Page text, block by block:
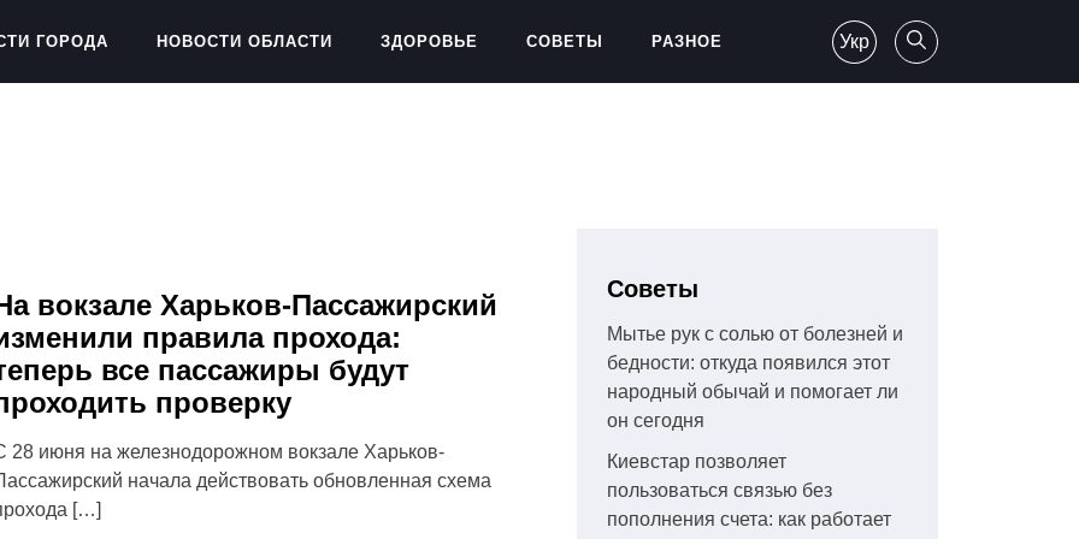
ГОРОДА НОВОСТИ ОБЛАСТИ ЗДОРОВЬЕ СОВЕТЫ РАЗНОЕ Укр
вокзале Харьков-Пассажирский
правила прохода:
все пассажиры будут
проверку
28 июня на железнодорожном вокзале Харьков-
начала действовать обновленная схема
[…]
Советы
Мытье рук с солью от болезней и
бедности: откуда появился этот
народный обычай и помогает ли
он сегодня
Киевстар позволяет
пользоваться связью без
пополнения счета: как работает